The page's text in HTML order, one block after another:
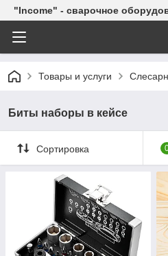
"Income" - сварочное
Товары и услуги
Биты наборы в кейсе
Сортировка